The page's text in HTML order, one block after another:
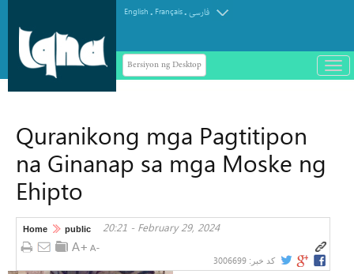
English . Français.فارسی
Bersiyon ng Desktop
باز
و
Quranikong mga Pagtitipon
na Ginanap sa mga Moske ng
Ehipto
Home public 20:21 - February 29, 2024
کد خبر: 3006699